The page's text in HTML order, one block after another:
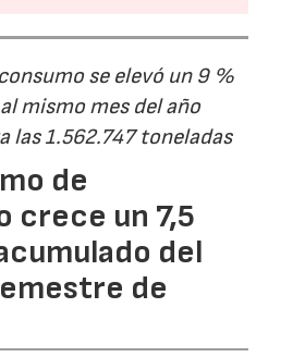
se elevó un 9 %
mismo mes del año
las 1.562.747 toneladas
de
crece un 7,5
del
de